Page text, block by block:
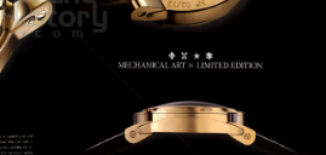
Les Ateliers Louis Moinet SA 2009